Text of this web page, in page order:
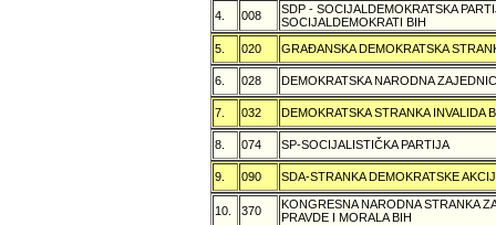
4. 008
SDP - SOCIJALDEMOKRATSKA
SOCIJALDEMOKRATI BIH
5.
020 GRAÐANSKA DEMOKRATSKA
6. 028 DEMOKRATSKA NARODNA
7. 032 DEMOKRATSKA STRANKA INVALIDA
8. 074 SP-SOCIJALISTIČKA PARTIJA
9. 090 SDA-STRANKA DEMOKRATSKE
10. 370
KONGRESNA NARODNA STRANKA
PRAVDE I MORALA BIH